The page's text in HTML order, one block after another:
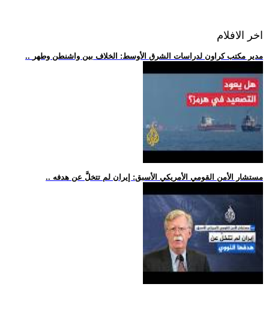
اخر الافلام
.. مدير مكتب كراون لدراسات الشرق الأوسط: الخلاف بين واشنطن وطهر
.. مستشار الأمن القومي الأمريكي الأسبق: إيران لم تتخلَّ عن هدفه